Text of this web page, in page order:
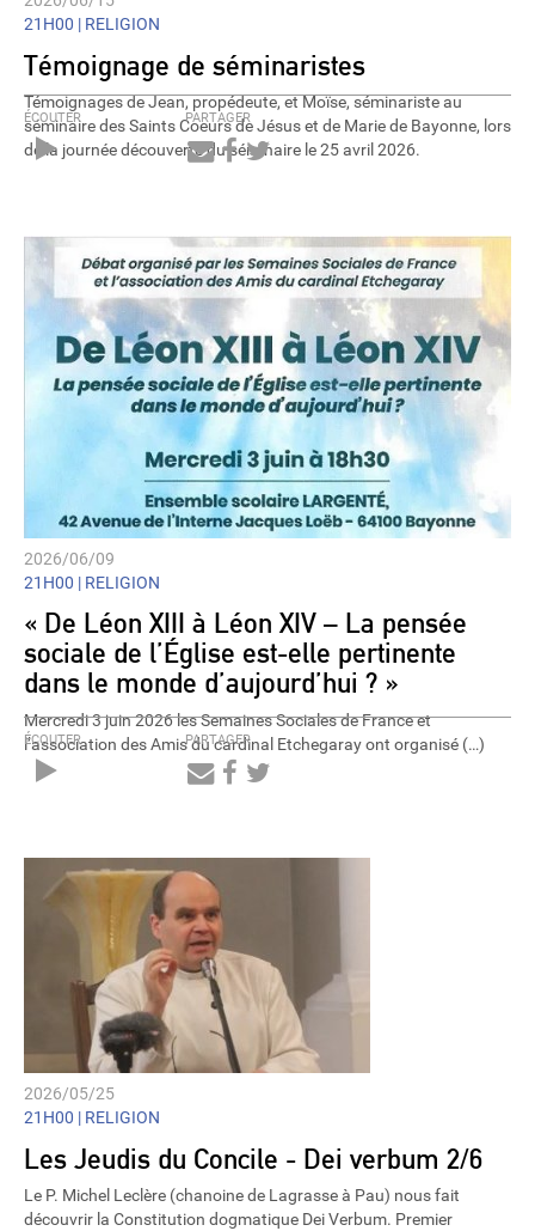
21H00 | RELIGION
Témoignage de séminaristes
Témoignages de Jean, propédeute, et Moïse, séminariste au
séminaire des Saints Coeurs de Jésus et de Marie de Bayonne, lors
de la journée découverte du séminaire le 25 avril 2026.
ÉCOUTER
Audio
PARTAGER
2026/06/09
21H00 | RELIGION
« De Léon XIII à Léon XIV – La pensée
sociale de l’Église est-elle pertinente
dans le monde d’aujourd’hui ? »
Mercredi 3 juin 2026 les Semaines Sociales de France et
l’association des Amis du cardinal Etchegaray ont organisé (…)
ÉCOUTER PARTAGER
2026/05/25
21H00 | RELIGION
Les Jeudis du Concile - Dei verbum 2/6
Le P. Michel Leclère (chanoine de Lagrasse à Pau) nous fait
découvrir la Constitution dogmatique Dei Verbum. Premier